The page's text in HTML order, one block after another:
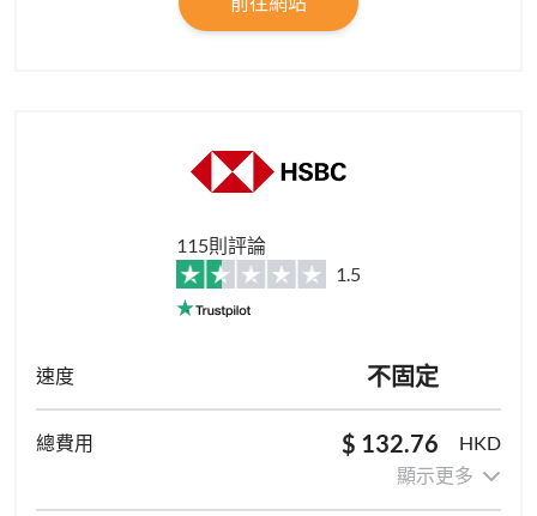
115則評論
1.5
不固定
$ 132.76
HKD
顯示更多